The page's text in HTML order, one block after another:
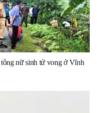
nữ sinh tử vong ở Vĩnh